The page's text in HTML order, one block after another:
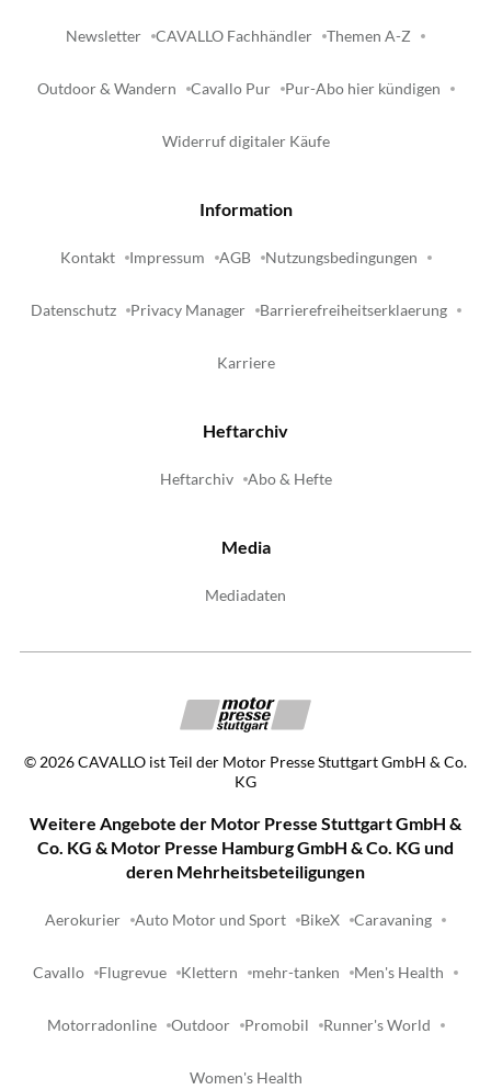
Newsletter CAVALLO Fachhändler Themen A-Z
Outdoor & Wandern Cavallo Pur Pur-Abo hier kündigen
Widerruf digitaler Käufe
Information
Kontakt Impressum AGB Nutzungsbedingungen
Datenschutz Privacy Manager Barrierefreiheitserklaerung
Karriere
Heftarchiv
Heftarchiv Abo & Hefte
Media
Mediadaten
© 2026CAVALLO ist Teil der Motor Presse Stuttgart GmbH & Co.
KG
Weitere Angebote der Motor Presse Stuttgart GmbH &
Co. KG & Motor Presse Hamburg GmbH & Co. KG und
deren Mehrheitsbeteiligungen
Aerokurier Auto Motor und Sport BikeX Caravaning
Cavallo Flugrevue Klettern mehr-tanken Men's Health
Motorradonline Outdoor Promobil Runner's World
Women's Health